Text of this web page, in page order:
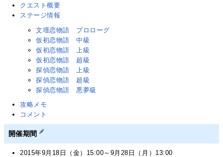
クエスト概要
ステージ情報
文壇恋物語 プロローグ
仮初恋物語 中級
仮初恋物語 上級
仮初恋物語 超級
探偵恋物語 上級
探偵恋物語 超級
探偵恋物語 悪夢級
攻略メモ
コメント
開催期間
2015年9月18日（金）15:00～9月28日（月）13:00